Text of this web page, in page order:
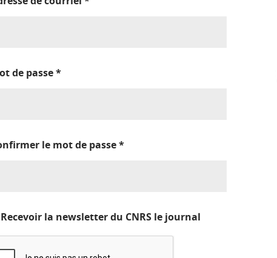
de passe*
le mot de passe*
Recevoir la newsletter du CNRS le journal